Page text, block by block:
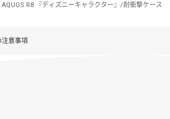
AQUOS R8 『ディズニーキャラクター』/耐衝撃ケース
注意事項